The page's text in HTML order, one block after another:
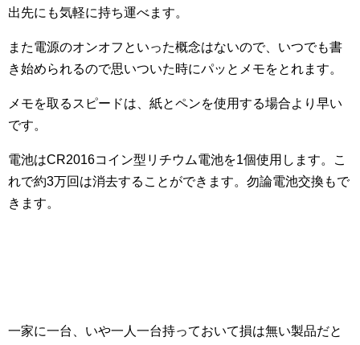
出先にも気軽に持ち運べます。
また電源のオンオフといった概念はないので、いつでも書
き始められるので思いついた時にパッとメモをとれます。
メモを取るスピードは、紙とペンを使用する場合より早い
です。
電池はCR2016コイン型リチウム電池を1個使用します。こ
れで約3万回は消去することができます。勿論電池交換もで
きます。
一家に一台、いや一人一台持っておいて損は無い製品だと